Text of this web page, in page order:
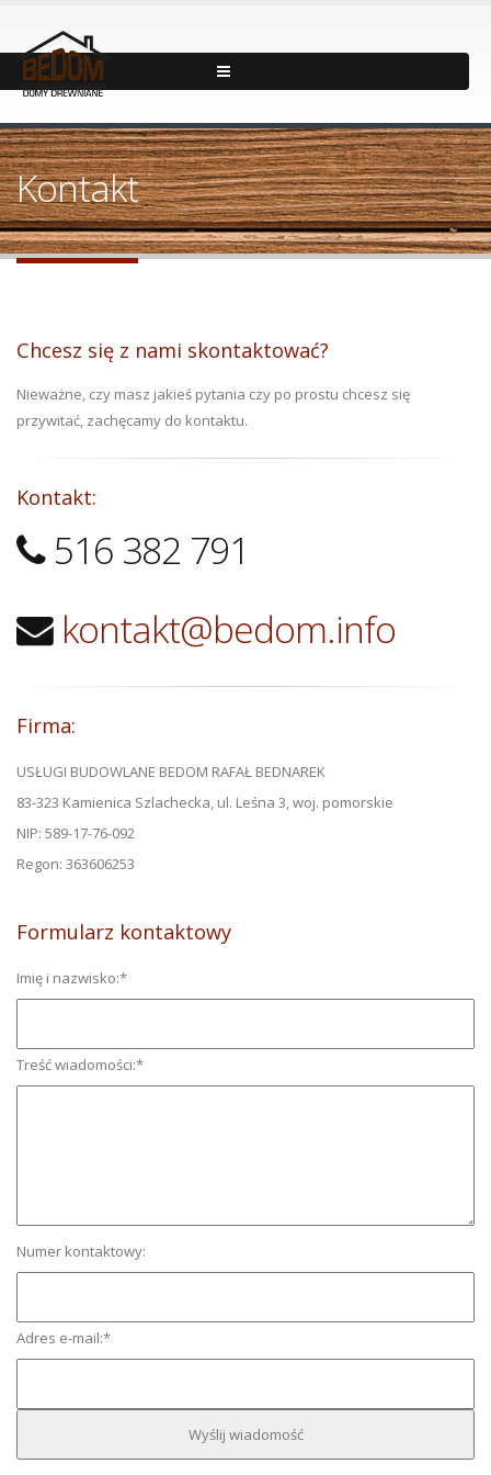
Kontakt
Chcesz się z nami skontaktować?
Nieważne, czy masz jakieś pytania czy po prostu chcesz się
przywitać, zachęcamy do kontaktu.
Kontakt:
516 382 791
kontakt@bedom.info
Firma:
USŁUGI BUDOWLANE BEDOM RAFAŁ BEDNAREK
83-323 Kamienica Szlachecka, ul. Leśna 3, woj. pomorskie
NIP: 589-17-76-092
Regon: 363606253
Formularz kontaktowy
Imię i nazwisko:*
Treść wiadomości:*
Numer kontaktowy:
Adres e-mail:*